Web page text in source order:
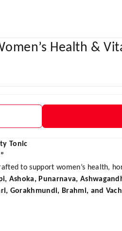
Health &
Tonic
to support women’s health,
Ashoka, Punarnava,
Gorakhmundi, Brahmi, and